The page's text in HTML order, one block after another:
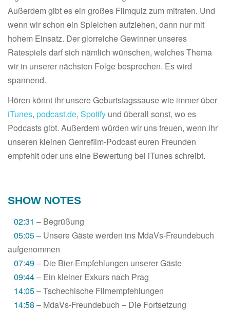
Außerdem gibt es ein großes Filmquiz zum mitraten. Und
wenn wir schon ein Spielchen aufziehen, dann nur mit
hohem Einsatz. Der glorreiche Gewinner unseres
Ratespiels darf sich nämlich wünschen, welches Thema
wir in unserer nächsten Folge besprechen. Es wird
spannend.
Hören könnt ihr unsere Geburtstagssause wie immer über
iTunes, podcast.de, Spotify und überall sonst, wo es
Podcasts gibt. Außerdem würden wir uns freuen, wenn ihr
unseren kleinen Genrefilm-Podcast euren Freunden
empfehlt oder uns eine Bewertung bei iTunes schreibt.
SHOW NOTES
02:31 – Begrüßung
05:05 – Unsere Gäste werden ins MdaVs-Freundebuch
aufgenommen
07:49– Die Bier-Empfehlungen unserer Gäste
09:44– Ein kleiner Exkurs nach Prag
14:05– Tschechische Filmempfehlungen
14:58 – MdaVs-Freundebuch – Die Fortsetzung